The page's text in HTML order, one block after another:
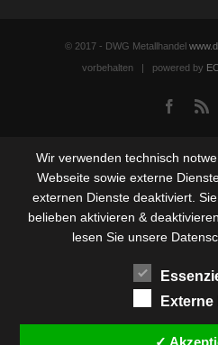
© 2017 - DWG Metallhandel
vorbehalten | powered by
Wir verwenden technisch
Webseite sowie externe
externen Dienste deaktiviert.
belieben aktivieren &
lesen Sie unsere
Externe